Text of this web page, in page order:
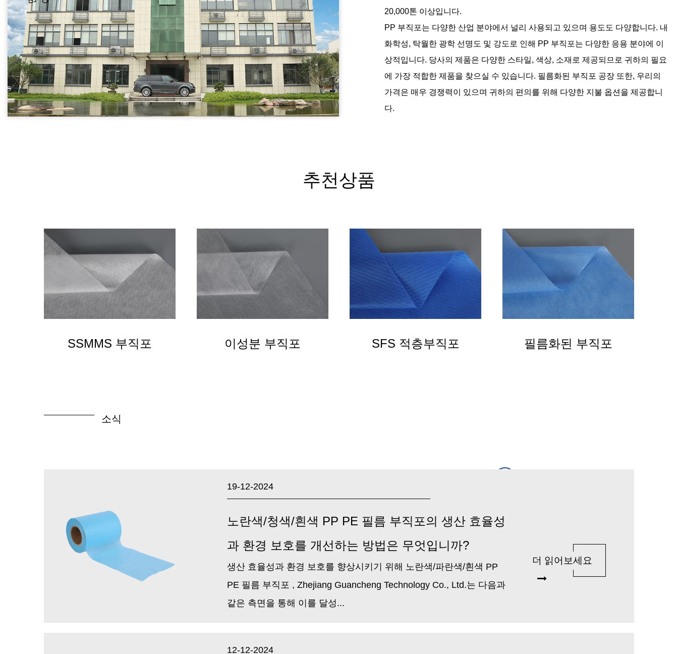
20,000톤 이상입니다.
PP 부직포는 다양한 산업 분야에서 널리 사용되고 있으며 용도도 다양합니다. 내
화학성, 탁월한 광학 선명도 및 강도로 인해 PP 부직포는 다양한 응용 분야에 이
상적입니다. 당사의 제품은 다양한 스타일, 색상, 소재로 제공되므로 귀하의 필요
에 가장 적합한 제품을 찾으실 수 있습니다. 필름화된 부직포 공장 또한, 우리의
가격은 매우 경쟁력이 있으며 귀하의 편의를 위해 다양한 지불 옵션을 제공합니
다.
추천상품
SSMMS 부직포 이성분 부직포 SFS 적층부직포 필름화된 부직포
소식
19-12-2024
노란색/청색/흰색 PP PE 필름 부직포의 생산 효율성
과 환경 보호를 개선하는 방법은 무엇입니까?
생산 효율성과 환경 보호를 향상시키기 위해 노란색/파란색/흰색 PP
PE 필름 부직포 , Zhejiang Guancheng Technology Co., Ltd.는 다음과
같은 측면을 통해 이를 달성...
더 읽어보세요
12-12-2024